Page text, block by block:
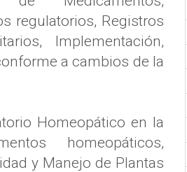
regulatorios, Registros
Implementación,
a cambios de la
Homeopático en la
homeopáticos,
y Manejo de Plantas